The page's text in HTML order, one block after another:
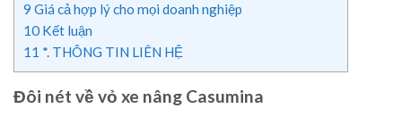
9 Giá cả hợp lý cho mọi doanh nghiệp
10 Kết luận
11 *. THÔNG TIN LIÊN HỆ
Đôi nét về vỏ xe nâng Casumina